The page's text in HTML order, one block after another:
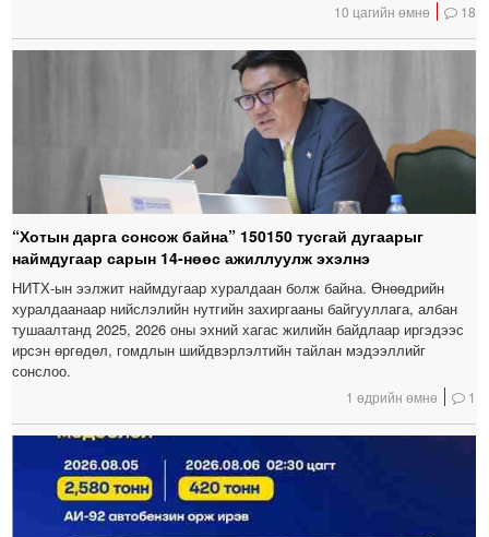
10 цагийн өмнө 18
“Хотын дарга сонсож байна” 150150 тусгай дугаарыг
наймдугаар сарын 14-нөөс ажиллуулж эхэлнэ
НИТХ-ын ээлжит наймдугаар хуралдаан болж байна. Өнөөдрийн
хуралдаанаар нийслэлийн нутгийн захиргааны байгууллага, албан
тушаалтанд 2025, 2026 оны эхний хагас жилийн байдлаар иргэдээс
ирсэн өргөдөл, гомдлын шийдвэрлэлтийн тайлан мэдээллийг
сонслоо.
1 өдрийн өмнө 1